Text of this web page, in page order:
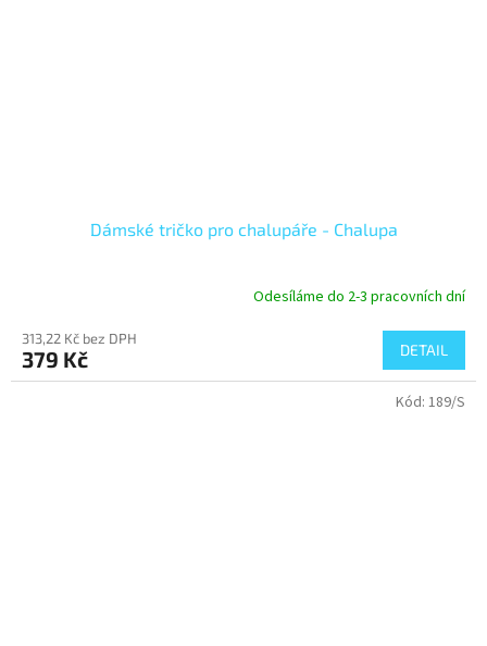
Dámské tričko pro chalupáře - Chalupa
Odesíláme do 2-3 pracovních dní
313,22 Kč bez DPH
379 Kč DETAIL
Kód: 189/S